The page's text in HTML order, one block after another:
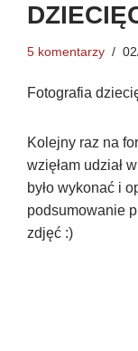
5 komentarzy
Fotografia
Kolejny raz na
wzięłam udział
było wykonać i
podsumowanie
zdjęć :)